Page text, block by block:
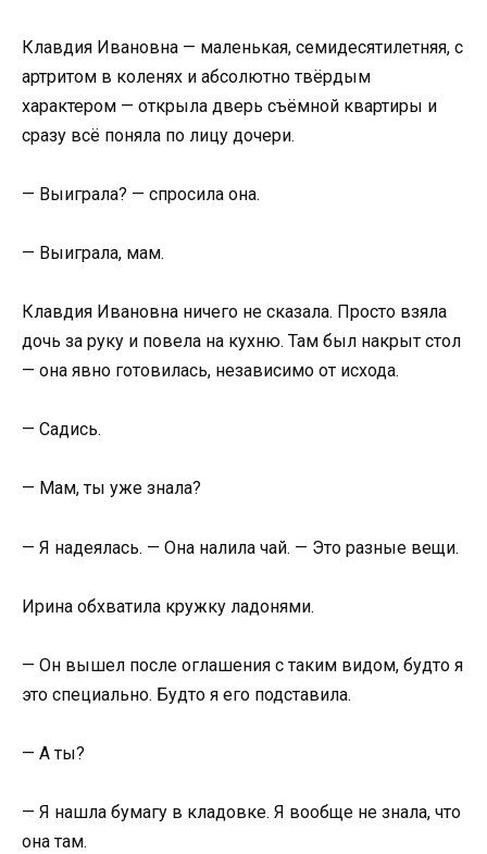
Клавдия Ивановна — маленькая, семидесятилетняя, с
артритом в коленях и абсолютно твёрдым
характером — открыла дверь съёмной квартиры и
сразу всё поняла по лицу дочери.
— Выиграла? — спросила она.
— Выиграла, мам.
Клавдия Ивановна ничего не сказала. Просто взяла
дочь за руку и повела на кухню. Там был накрыт стол
— она явно готовилась, независимо от исхода.
— Садись.
— Мам, ты уже знала?
— Я надеялась. — Она налила чай. — Это разные вещи.
Ирина обхватила кружку ладонями.
— Он вышел после оглашения с таким видом, будто я
это специально. Будто я его подставила.
— А ты?
— Я нашла бумагу в кладовке. Я вообще не знала, что
она там.